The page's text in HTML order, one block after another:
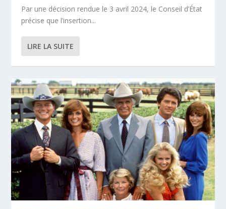
Par une décision rendue le 3 avril 2024, le Conseil d’État
précise que l’insertion...
LIRE LA SUITE